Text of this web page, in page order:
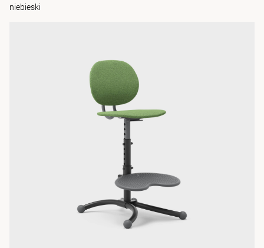
niebieski